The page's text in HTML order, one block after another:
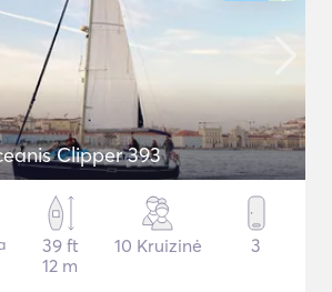
Clipper 393
39 ft
12 m
10 Kruizinė 3